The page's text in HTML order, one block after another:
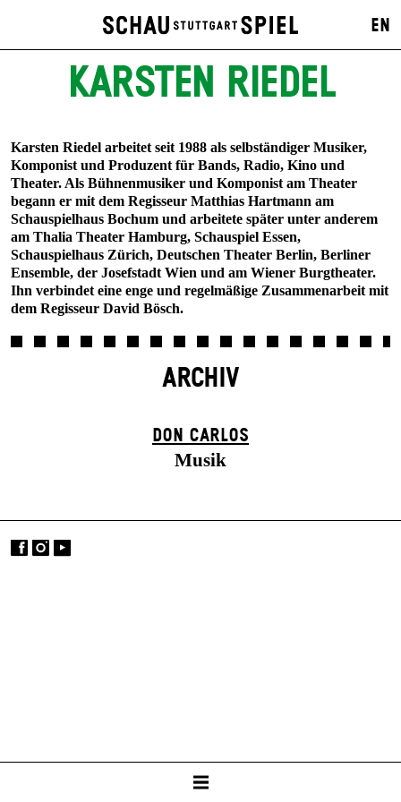
EN
KARSTEN RIEDEL
Karsten Riedel arbeitet seit 1988 als selbständiger Musiker,
Komponist und Produzent für Bands, Radio, Kino und
Theater. Als Bühnenmusiker und Komponist am Theater
begann er mit dem Regisseur Matthias Hartmann am
Schauspielhaus Bochum und arbeitete später unter anderem
am Thalia Theater Hamburg, Schauspiel Essen,
Schauspielhaus Zürich, Deutschen Theater Berlin, Berliner
Ensemble, der Josefstadt Wien und am Wiener Burgtheater.
Ihn verbindet eine enge und regelmäßige Zusammenarbeit mit
dem Regisseur David Bösch.
ARCHIV
DON CARLOS
Musik